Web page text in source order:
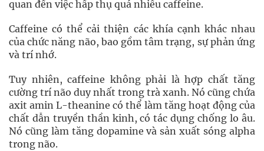
quan đến việc hấp thụ quá nhiều caffeine.
Caffeine có thể cải thiện các khía cạnh khác nhau
của chức năng não, bao gồm tâm trạng, sự phản ứng
và trí nhớ.
Tuy nhiên, caffeine không phải là hợp chất tăng
cường trí não duy nhất trong trà xanh. Nó cũng chứa
axit amin L-theanine có thể làm tăng hoạt động của
chất dẫn truyền thần kinh, có tác dụng chống lo âu.
Nó cũng làm tăng dopamine và sản xuất sóng alpha
trong não.